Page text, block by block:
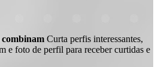
combinam Curta perfis interessantes,
e foto de perfil para receber curtidas e